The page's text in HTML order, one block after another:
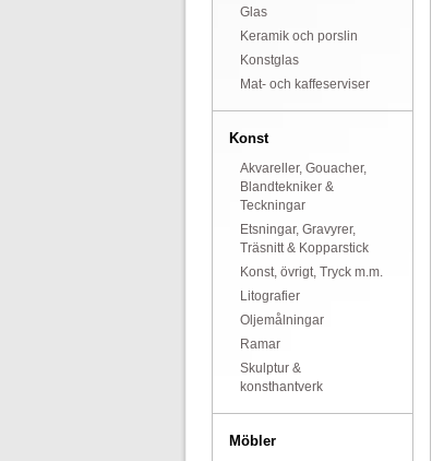
Glas
Keramik och porslin
Konstglas
Mat- och kaffeserviser
Konst
Akvareller, Gouacher,
Blandtekniker &
Teckningar
Etsningar, Gravyrer,
Träsnitt & Kopparstick
Konst, övrigt, Tryck m.m.
Litografier
Oljemålningar
Ramar
Skulptur &
konsthantverk
Möbler